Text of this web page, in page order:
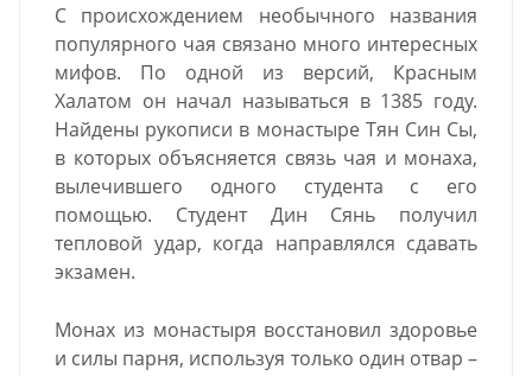
С происхождением необычного названия
популярного чая связано много интересных
мифов. По одной из версий, Красным
Халатом он начал называться в 1385 году.
Найдены рукописи в монастыре Тян Син Сы,
в которых объясняется связь чая и монаха,
вылечившего одного студента с его
помощью. Студент Дин Сянь получил
тепловой удар, когда направлялся сдавать
экзамен.
Монах из монастыря восстановил здоровье
и силы парня, используя только один отвар –